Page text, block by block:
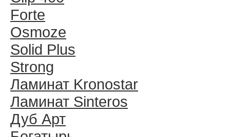
Forte
Osmoze
Solid Plus
Strong
Ламинат Kronostar
Ламинат Sinteros
Дуб Арт